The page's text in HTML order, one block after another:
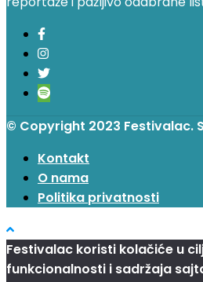
© Copyright 2023 Festivalac.
Kontakt
O nama
Politika privatnosti
Festivalac koristi kolačiće u
funkcionalnosti i sadržaja